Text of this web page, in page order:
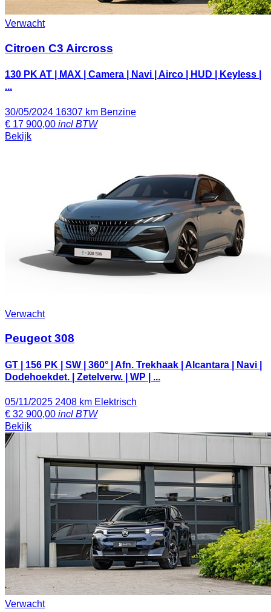
Verwacht
Citroen C3 Aircross
130 PK AT | MAX | Camera | Navi | Airco | HUD | Keyless |
...
30/05/2024 16307 km Benzine
€ 17 900,00 incl BTW
Bekijk
Verwacht
Peugeot 308
GT | 156 PK | SW | 360° | Afn. Trekhaak | Alcantara | Navi |
Dodehoekdet. | Zetelverw. | WP | ...
05/11/2025 2408 km Elektrisch
€ 32 900,00 incl BTW
Bekijk
Verwacht